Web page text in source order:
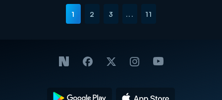
1 2 3 ... 11